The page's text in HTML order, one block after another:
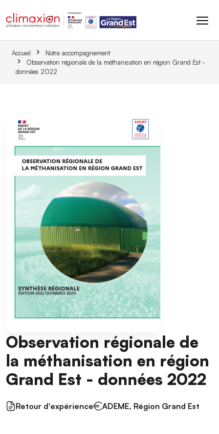
Accueil
Notre accompagnement
Observation régionale de la méthanisation en région Grand Est -
données 2022
Observation régionale de
la méthanisation en région
Grand Est - données 2022
Retour d'expérience ADEME, Région Grand Est